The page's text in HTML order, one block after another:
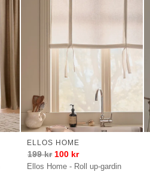
Ellos Home - Roll up-gardin
ELLOS HOME
199kr 100 kr